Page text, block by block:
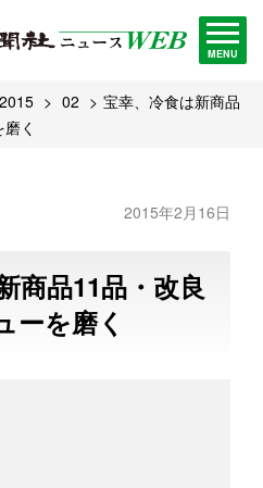
MENU
2015 02
宝幸、冷食は新商品
く
2015年2月16日
商品11品・改良
ーを磨く